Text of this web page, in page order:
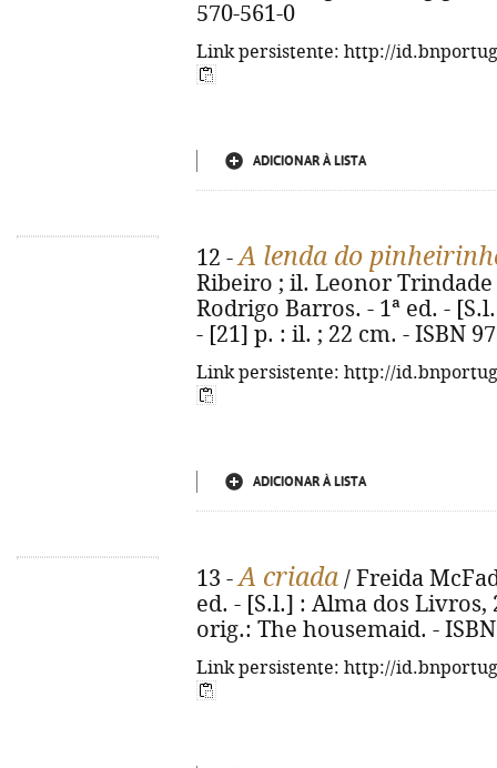
570-561-0
Link persistente: http://
ADICIONAR À LISTA
12 -A lenda do
Ribeiro ; il. Leonor Trindade
Rodrigo Barros. - 1ª ed. -
- [21] p. : il. ; 22 cm. - ISBN
Link persistente: http://
ADICIONAR À LISTA
13 -A criada / Freida
ed. - [S.l.] : Alma dos Livros,
orig.: The housemaid. - ISBN
Link persistente: http://